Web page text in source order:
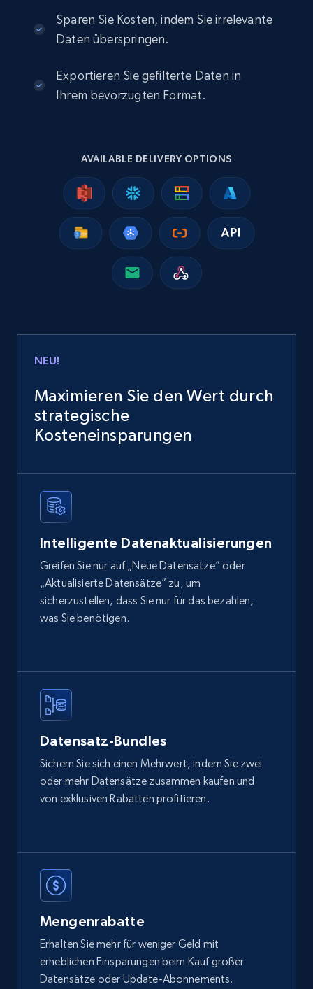
eCommerce
Rating, Reviews count, Images, Variations, and
eCommerce
199+ Jetzt kaufen
Sku, Product id, Product name, Manufacturer,
eCommerce
Title, Seller name, Brand, Description, Initial
price, Currency, Availability, Reviews count, and
more.
eCommerce
Etsy
URL, Product id, Listing inventory id, Title, Rating,
Reviews count shop, Reviews count item, Initial
price, and more.
1.9K+
Amazon best seller products
Title, Seller name, Brand, Description, Initial
price, Final price, Final price high, Currency, and
Sparen Sie Kosten, indem Sie irrelevante
Daten überspringen.
Exportieren Sie gefilterte Daten in
Ihrem bevorzugten Format.
AVAILABLE DELIVERY OPTIONS
NEU!
Maximieren Sie den Wert durch
strategische
Kosteneinsparungen
Intelligente Datenaktualisierungen
Greifen Sie nur auf „Neue Datensätze” oder
„Aktualisierte Datensätze” zu, um
sicherzustellen, dass Sie nur für das bezahlen,
was Sie benötigen.
Datensatz-Bundles
Sichern Sie sich einen Mehrwert, indem Sie zwei
oder mehr Datensätze zusammen kaufen und
von exklusiven Rabatten profitieren.
Mengenrabatte
Erhalten Sie mehr für weniger Geld mit
erheblichen Einsparungen beim Kauf großer
Datensätze oder Update-Abonnements.